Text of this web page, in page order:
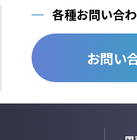
取得しておりません。各種お問い合
お問い